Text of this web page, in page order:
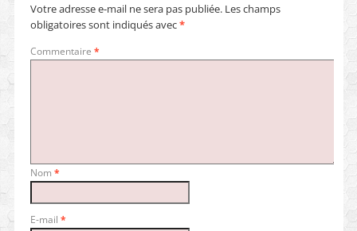
Votre adresse e-mail ne sera pas publiée. Les champs
obligatoires sont indiqués avec*
Commentaire *
Nom *
E-mail *